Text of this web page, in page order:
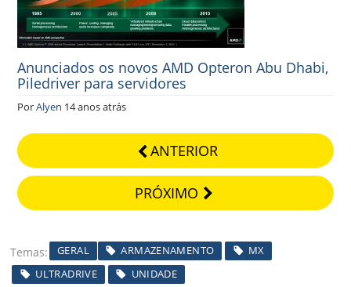
Anunciados os novos AMD Opteron Abu Dhabi,
Piledriver para servidores
PorAlyen 14 anos atrás
ANTERIOR
PRÓXIMO
Temas GERAL ARMAZENAMENTO
MX
ULTRADRIVE
UNIDADE